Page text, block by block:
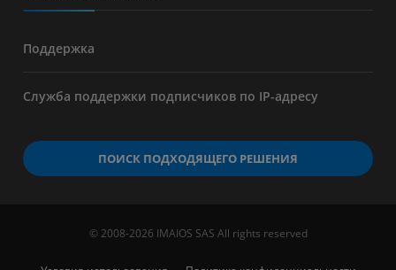
Поддержка
Служба поддержки подписчиков по IP-адресу
ПОИСК ПОДХОДЯЩЕГО РЕШЕНИЯ
© 2008-2026 IMAIOS SAS All rights reserved